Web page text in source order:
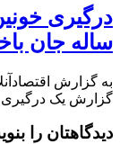
ساله جان
به گزارش
گزارش یک
دیدگاهتان را